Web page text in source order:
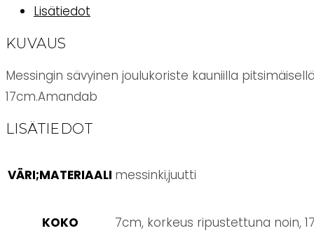
määräLisätiedot
KUVAUS
Messingin sävyinen joulukoriste kauniilla
17cm.Amandab
LISÄTIEDOT
VÄRI;MATERIAALI messinki,juutti
KOKO 7cm, korkeus ripustettuna noin,